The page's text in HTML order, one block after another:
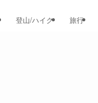
登山/ハイク 旅行